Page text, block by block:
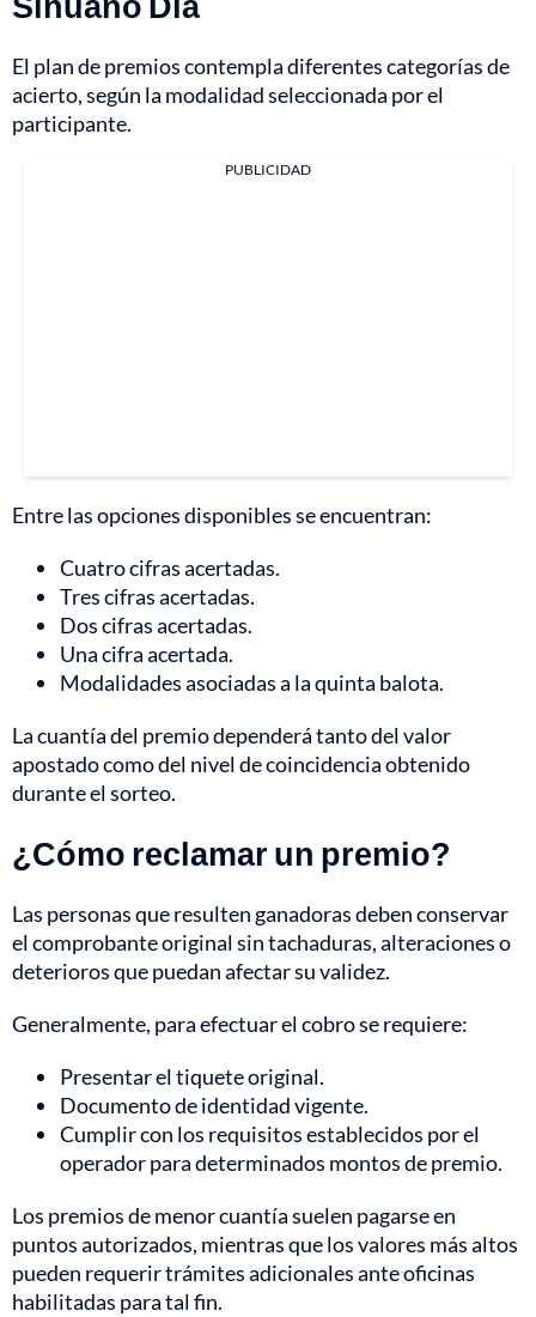
El plan de premios contempla diferentes categorías de
acierto, según la modalidad seleccionada por el
participante.
PUBLICIDAD
Entre las opciones disponibles se encuentran:
Cuatro cifras acertadas.
Tres cifras acertadas.
Dos cifras acertadas.
Una cifra acertada.
Modalidades asociadas a la quinta balota.
La cuantía del premio dependerá tanto del valor
apostado como del nivel de coincidencia obtenido
durante el sorteo.
¿Cómo reclamar un premio?
Las personas que resulten ganadoras deben conservar
el comprobante original sin tachaduras, alteraciones o
deterioros que puedan afectar su validez.
Generalmente, para efectuar el cobro se requiere:
Presentar el tiquete original.
Documento de identidad vigente.
Cumplir con los requisitos establecidos por el
operador para determinados montos de premio.
Los premios de menor cuantía suelen pagarse en
puntos autorizados, mientras que los valores más altos
pueden requerir trámites adicionales ante oficinas
habilitadas para tal fin.